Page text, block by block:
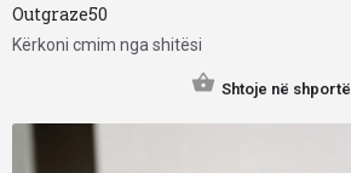
Outgraze50
Kërkoni cmim nga shitësi
Shtoje në shportë